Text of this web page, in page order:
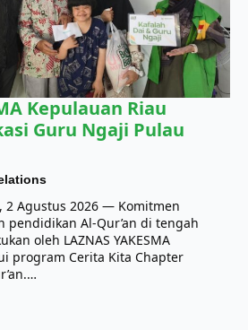
Kepulauan Riau
Guru Ngaji Pulau
2 Agustus 2026 — Komitmen
pendidikan Al-Qur’an di tengah
oleh LAZNAS YAKESMA
program Cerita Kita Chapter